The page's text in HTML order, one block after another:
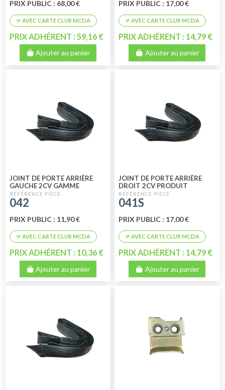
PRIX PUBLIC : 68,00 €
PRIX ADHÉRENT : 59,16 €
Ajouter au panier
PRIX PUBLIC : 17,00 €
PRIX ADHÉRENT : 14,79 €
Ajouter au panier
JOINT DE PORTE ARRIÈRE
GAUCHE 2CV GAMME
ECONOMIQUE
042
PRIX PUBLIC : 11,90 €
PRIX ADHÉRENT : 10,36 €
Ajouter au panier
JOINT DE PORTE ARRIÈRE
DROIT 2CV PRODUIT
FRANCAIS - PREMIUM PARTS
041S
PRIX PUBLIC : 17,00 €
PRIX ADHÉRENT : 14,79 €
Ajouter au panier